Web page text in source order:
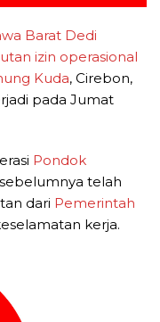
Barat Dedi
izin operasional
Kuda, Cirebon,
pada Jumat
Pondok
telah
dari Pemerintah
kerja.